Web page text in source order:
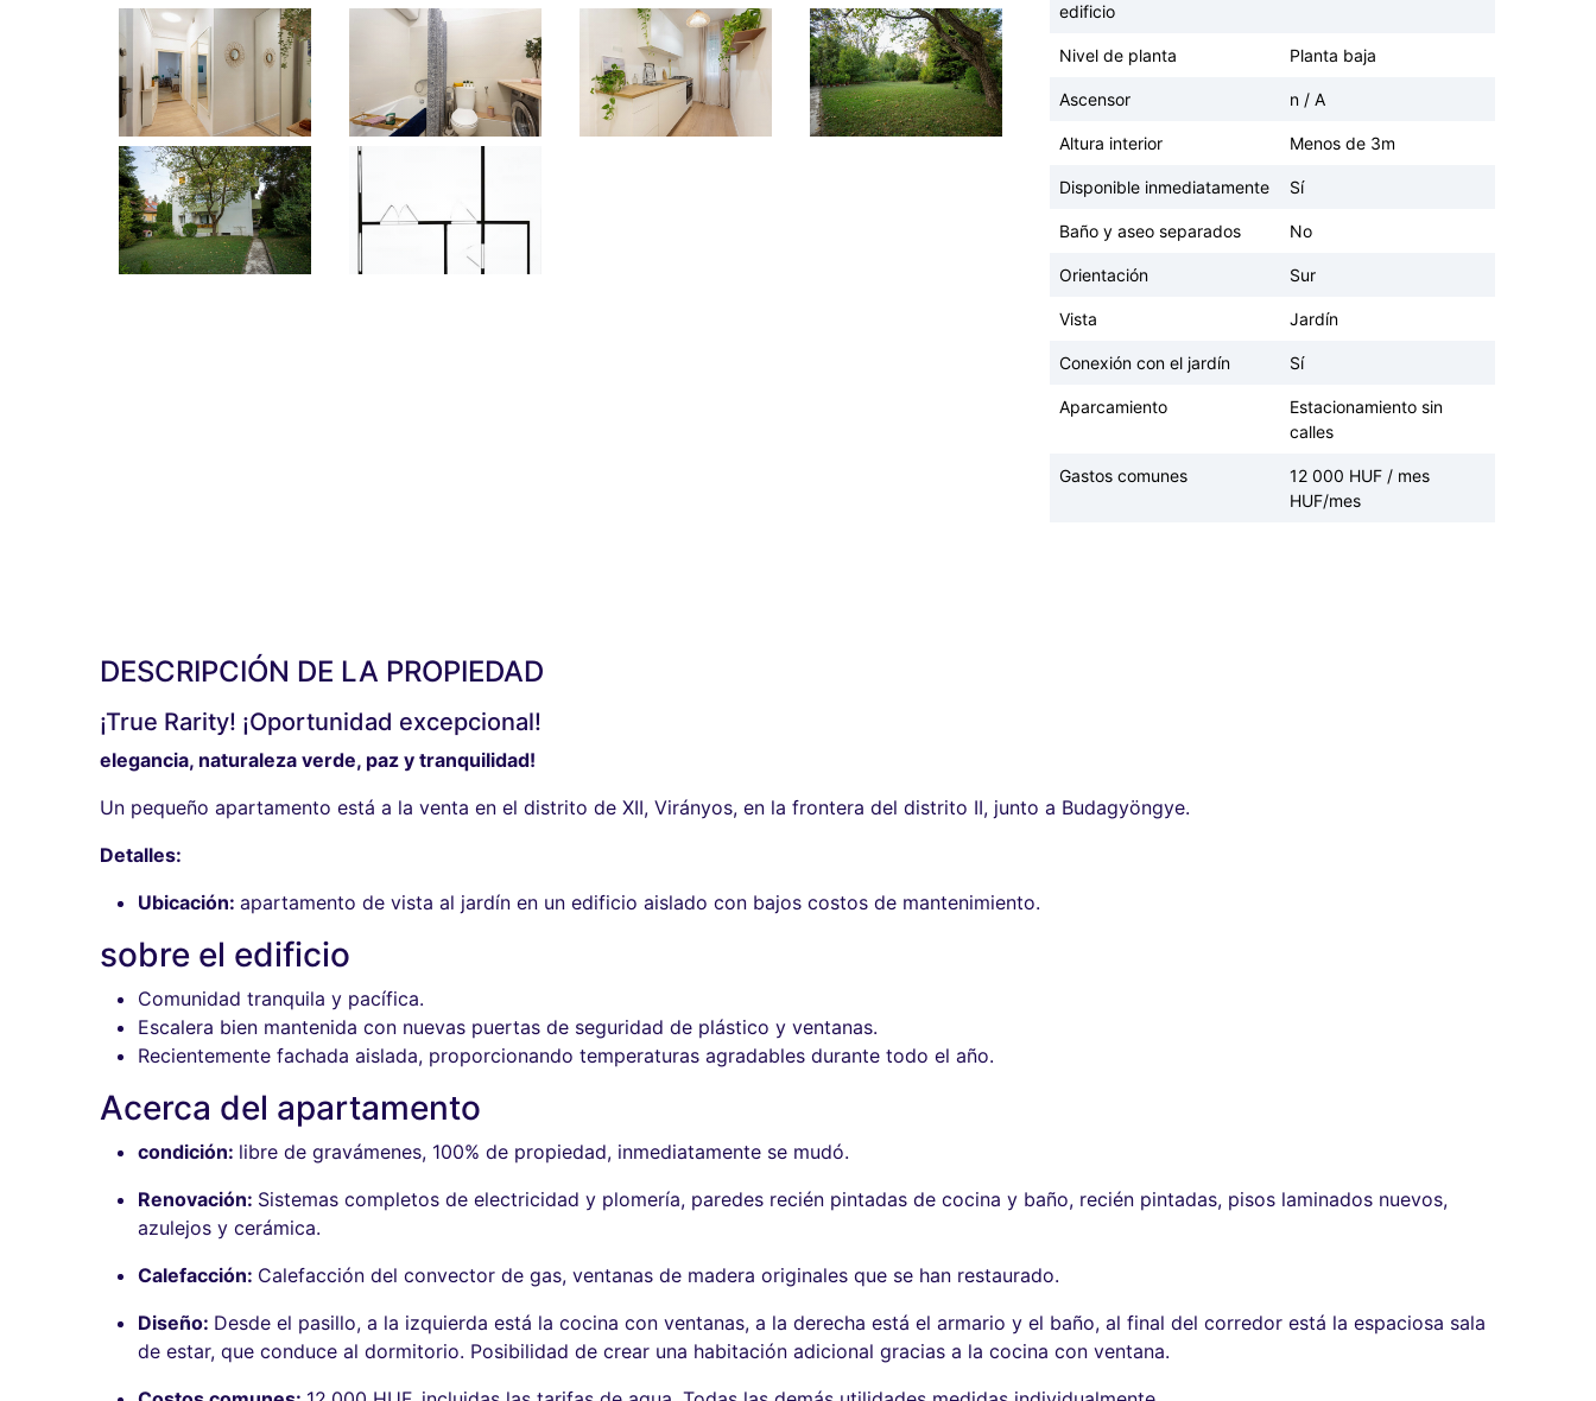
edificio
Nivel de planta Planta baja
Ascensor n / A
Altura interior Menos de 3m
Disponible inmediatamente Sí
Baño y aseo separados No
Orientación Sur
Vista Jardín
Conexión con el jardín Sí
Aparcamiento
Estacionamiento sin
calles
Gastos comunes
12 000 HUF / mes
HUF/mes
DESCRIPCIÓN DE LA PROPIEDAD
¡True Rarity! ¡Oportunidad excepcional!
elegancia, naturaleza verde, paz y tranquilidad!
Un pequeño apartamento está a la venta en el distrito de XII, Virányos, en la frontera del distrito II, junto a Budagyöngye.
Detalles:
Ubicación: apartamento de vista al jardín en un edificio aislado con bajos costos de mantenimiento.
sobre el edificio
Comunidad tranquila y pacífica.
Escalera bien mantenida con nuevas puertas de seguridad de plástico y ventanas.
Recientemente fachada aislada, proporcionando temperaturas agradables durante todo el año.
Acerca del apartamento
condición: libre de gravámenes, 100% de propiedad, inmediatamente se mudó.
Renovación: Sistemas completos de electricidad y plomería, paredes recién pintadas de cocina y baño, recién pintadas, pisos laminados nuevos,
azulejos y cerámica.
Calefacción: Calefacción del convector de gas, ventanas de madera originales que se han restaurado.
Diseño: Desde el pasillo, a la izquierda está la cocina con ventanas, a la derecha está el armario y el baño, al final del corredor está la espaciosa sala
de estar, que conduce al dormitorio. Posibilidad de crear una habitación adicional gracias a la cocina con ventana.